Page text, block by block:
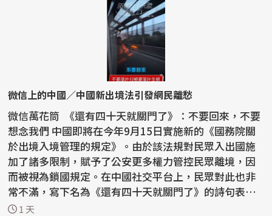
微信上的中國／中國新出境法引發網民離愁
微信萬花筒 《還有四十天就關門了》：不要回來，不要
想念我們 中國即將在今年9月15日實施新的《國務院關
於出境入境管理的規定》。由於該法規對民眾入出國施
加了諸多限制，賦予了公安更多權力管控民眾離境，因
而被視為鎖國規定。在中國社交平台上，民眾對此也非
常不滿，寫下名為《還有四十天就關門了》的詩句表達
憤怒...
1 天